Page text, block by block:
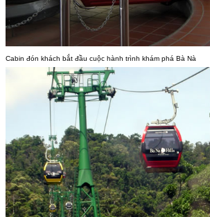
Cabin đón khách bắt đầu cuộc hành trình khám phá Bà Nà